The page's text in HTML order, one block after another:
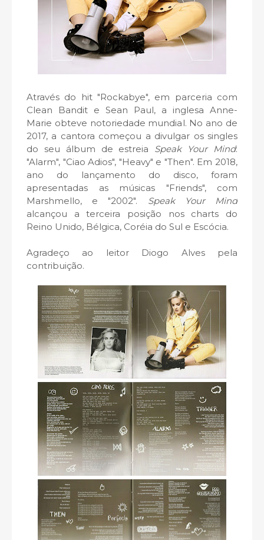
Através do hit "Rockabye", em parceria com
Clean Bandit e Sean Paul, a inglesa Anne-
Marie obteve notoriedade mundial. No ano de
2017, a cantora começou a divulgar os singles
do seu álbum de estreia Speak Your Mind:
"Alarm", "Ciao Adios", "Heavy" e "Then". Em 2018,
ano do lançamento do disco, foram
apresentadas as músicas "Friends", com
Marshmello, e "2002". Speak Your Mind
alcançou a terceira posição nos charts do
Reino Unido, Bélgica, Coréia do Sul e Escócia.
Agradeço ao leitor Diogo Alves pela
contribuição.